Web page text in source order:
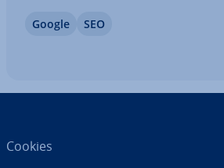
scheint vielen Web­mas­tern nicht
Google SEO
Cookies